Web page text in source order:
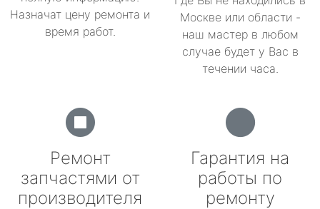
Назначат цену ремонта и
время работ.
Москве или области -
наш мастер в любом
случае будет у Вас в
течении часа.
Ремонт
запчастями от
производителя
Гарантия на
работы по
ремонту